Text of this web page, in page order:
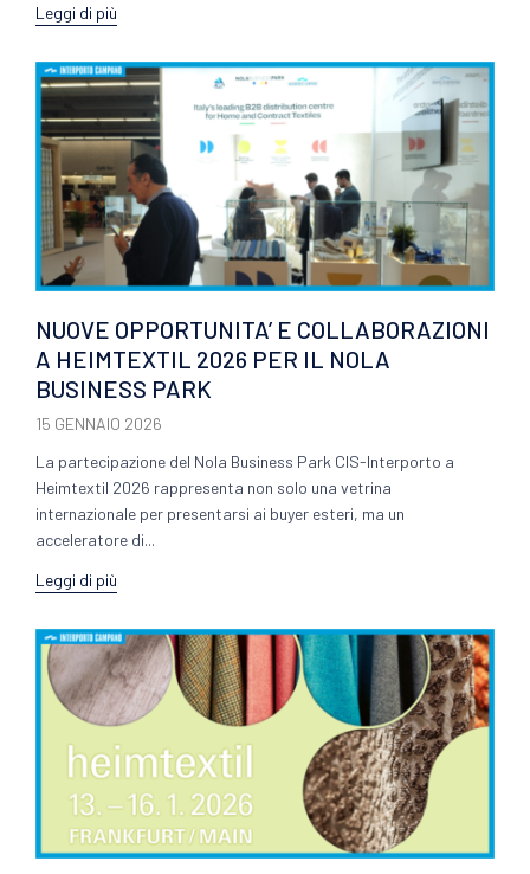
Leggi di più
NUOVE OPPORTUNITA’ E COLLABORAZIONI
A HEIMTEXTIL 2026 PER IL NOLA
BUSINESS PARK
15 GENNAIO 2026
La partecipazione del Nola Business Park CIS-Interporto a
Heimtextil 2026 rappresenta non solo una vetrina
internazionale per presentarsi ai buyer esteri, ma un
acceleratore di...
Leggi di più